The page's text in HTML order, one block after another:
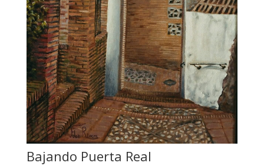
Bajando Puerta Real